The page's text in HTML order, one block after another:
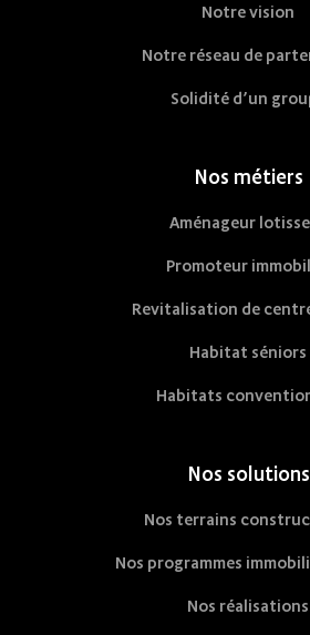
Notre vision
Notre réseau de
Solidité d’un
Nos métiers
Aménageur
Promoteur
Revitalisation de
Habitat séniors
Habitats
Nos solutions
Nos terrains
Nos programmes
Nos réalisations